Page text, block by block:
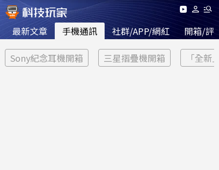
最新文章 手機通訊 社群/APP/網紅 開箱/評
Sony紀念耳機開箱 三星摺疊機開箱 「全新